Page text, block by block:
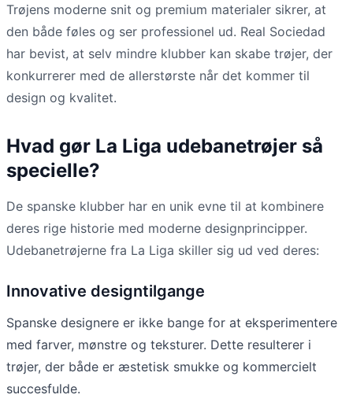
Trøjens moderne snit og premium materialer sikrer, at
den både føles og ser professionel ud. Real Sociedad
har bevist, at selv mindre klubber kan skabe trøjer, der
konkurrerer med de allerstørste når det kommer til
design og kvalitet.
Hvad gør La Liga udebanetrøjer så
specielle?
De spanske klubber har en unik evne til at kombinere
deres rige historie med moderne designprincipper.
Udebanetrøjerne fra La Liga skiller sig ud ved deres:
Innovative designtilgange
Spanske designere er ikke bange for at eksperimentere
med farver, mønstre og teksturer. Dette resulterer i
trøjer, der både er æstetisk smukke og kommercielt
succesfulde.